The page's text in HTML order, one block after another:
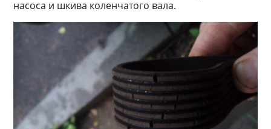
насоса и шкива коленчатого вала.